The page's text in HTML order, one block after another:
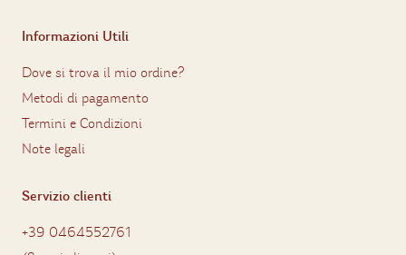
Informazioni Utili
Dove si trova il mio ordine?
Metodi di pagamento
Termini e Condizioni
Note legali
Servizio clienti
+39 0464552761